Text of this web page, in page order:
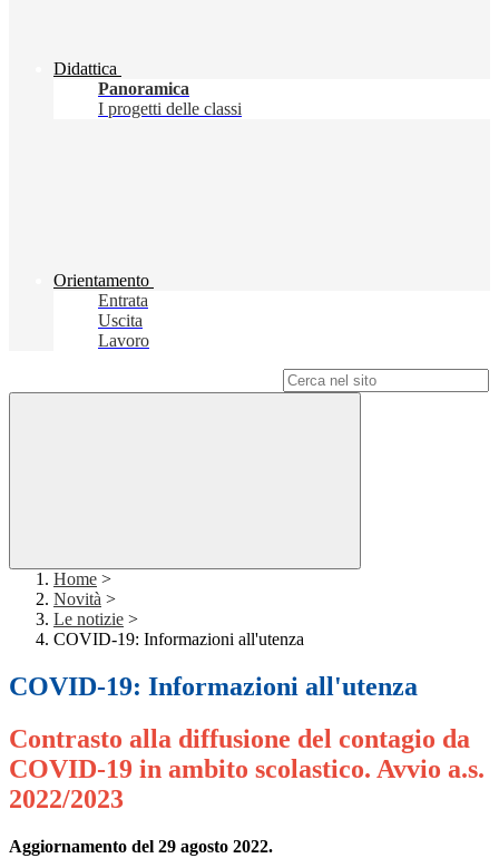
Didattica
Panoramica
I progetti delle classi
Orientamento
Entrata
Uscita
Lavoro
Home >
Novità >
Le notizie >
COVID-19: Informazioni all'utenza
COVID-19: Informazioni all'utenza
Contrasto alla diffusione del contagio da
COVID-19 in ambito scolastico. Avvio a.s.
2022/2023
Aggiornamento del 29 agosto 2022.